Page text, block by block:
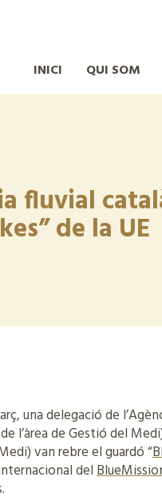
INICI QUI SOM
fluvial
de la UE
una delegació de
l’àrea de Gestió del
van rebre el guardó “
del